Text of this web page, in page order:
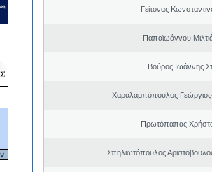
Γείτονας
Παπαϊωάννου
Βούρος Ιωάννης
Χαραλαμπόπουλος
Πρωτόπαπας
Σπηλιωτόπουλος